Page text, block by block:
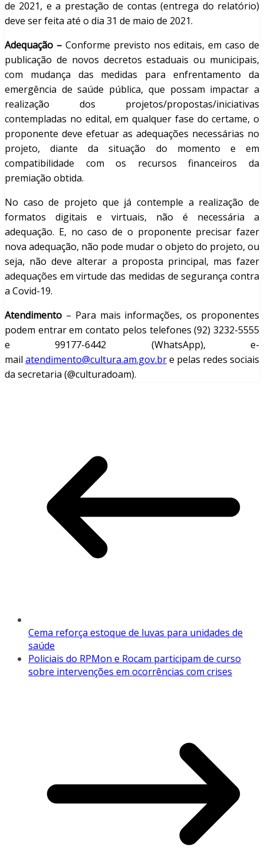
de 2021, e a prestação de contas (entrega do relatório)
deve ser feita até o dia 31 de maio de 2021.
Adequação –Conforme previsto nos editais, em caso de
publicação de novos decretos estaduais ou municipais,
com mudança das medidas para enfrentamento da
emergência de saúde pública, que possam impactar a
realização dos projetos/propostas/iniciativas
contempladas no edital, em qualquer fase do certame, o
proponente deve efetuar as adequações necessárias no
projeto, diante da situação do momento e em
compatibilidade com os recursos financeiros da
premiação obtida.
No caso de projeto que já contemple a realização de
formatos digitais e virtuais, não é necessária a
adequação. E, no caso de o proponente precisar fazer
nova adequação, não pode mudar o objeto do projeto, ou
seja, não deve alterar a proposta principal, mas fazer
adequações em virtude das medidas de segurança contra
a Covid-19.
Atendimento – Para mais informações, os proponentes
podem entrar em contato pelos telefones (92) 3232-5555
e 99177-6442 (WhatsApp), e-
mail atendimento@cultura.am.gov.bre pelas redes sociais
da secretaria (@culturadoam).
Cema reforça estoque de luvas para unidades de
saúde
Policiais do RPMon e Rocam participam de curso
sobre intervenções em ocorrências com crises